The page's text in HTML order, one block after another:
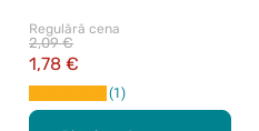
Regulārā cena
1,78 €
2,09 €
1